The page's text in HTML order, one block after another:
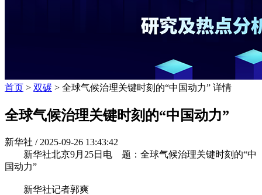
首页 > 双碳 > 全球气候治理关键时刻的“中国动力” 详情
全球气候治理关键时刻的“中国动力”
新华社 / 2025-09-26 13:43:42
新华社北京9月25日电 题：全球气候治理关键时刻的“中
国动力”
新华社记者郭爽